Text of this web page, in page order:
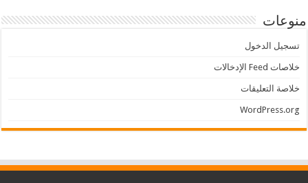
منوعات
تسجيل الدخول
خلاصات Feed الإدخالات
خلاصة التعليقات
WordPress.org